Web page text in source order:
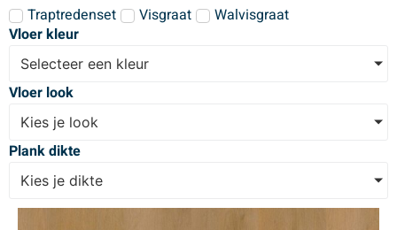
Traptredenset
Visgraat
Walvisgraat
Vloer kleur
Selecteer een kleur
Vloer look
Kies je look
Plank dikte
Kies je dikte